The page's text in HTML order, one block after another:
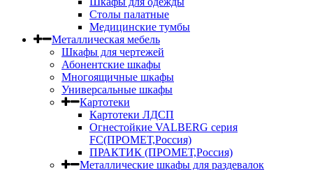
Столы палатные
Медицинские тумбы
Металлическая мебель
Шкафы для чертежей
Абонентские шкафы
Многоящичные шкафы
Универсальные шкафы
Картотеки
Картотеки ЛДСП
Огнестойкие VALBERG серия
FC(ПРОМЕТ,Россия)
ПРАКТИК (ПРОМЕТ,Россия)
Металлические шкафы для раздевалок